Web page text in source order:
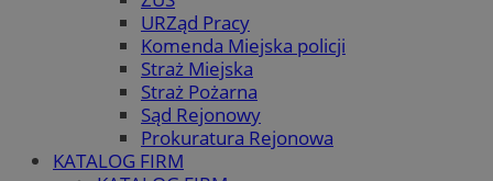
URZąd Pracy
Komenda Miejska policji
Straż Miejska
Straż Pożarna
Sąd Rejonowy
Prokuratura Rejonowa
KATALOG FIRM